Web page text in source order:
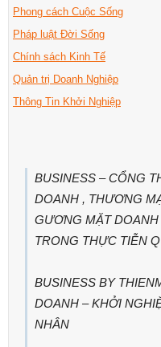
Phong cách Cuộc Sống
Pháp luật Đời Sống
Chính sách Kinh Tế
Quản trị Doanh Nghiệp
Thông Tin Khởi Nghiệp
BUSINESS – CỔNG
DOANH , THƯƠNG
GƯƠNG MẶT
TRONG THỰC TIỄN
BUSINESS BY
DOANH – KHỞI
NHÂN